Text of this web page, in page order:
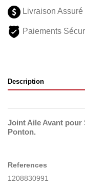
Livraison Assuré
Paiements
Description
Joint Aile Avant pour
Ponton.
References
1208830991